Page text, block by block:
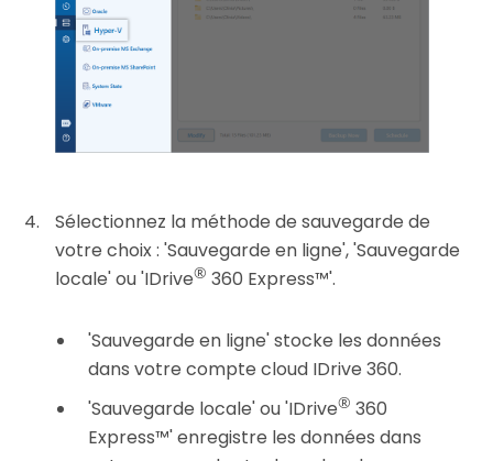
Sélectionnez la méthode de sauvegarde de
votre choix : 'Sauvegarde en ligne', 'Sauvegarde
locale' ou 'IDrive® 360 Express™'.
'Sauvegarde en ligne' stocke les données
dans votre compte cloud IDrive 360.
'Sauvegarde locale' ou 'IDrive® 360
Express™' enregistre les données dans